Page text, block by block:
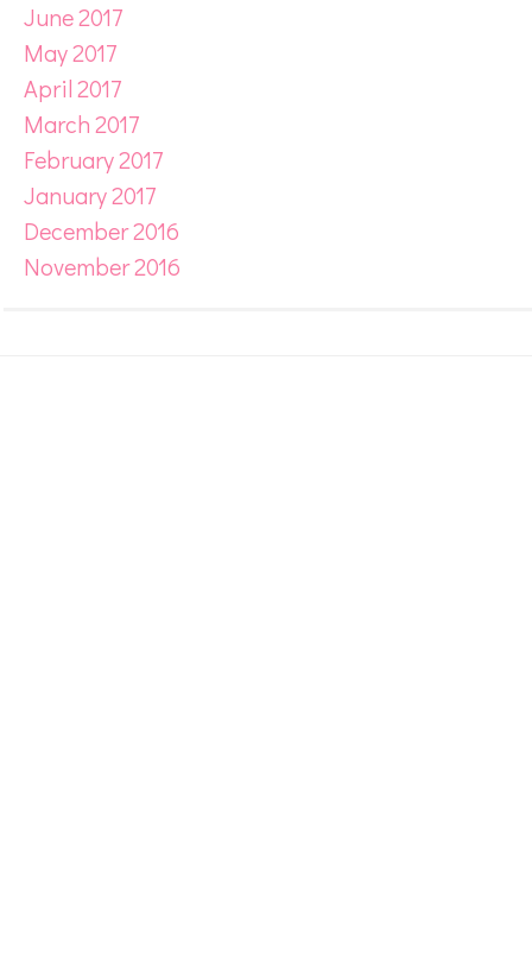
June 2017
May 2017
April 2017
March 2017
February 2017
January 2017
December 2016
November 2016